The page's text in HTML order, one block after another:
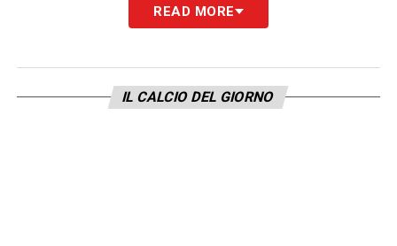
farà rientro a Roma in serata per raggiungere
ci siamo quasi per la prima volta con ilMilan
per Abraham.
READ MORE
IL CALCIO DEL GIORNO